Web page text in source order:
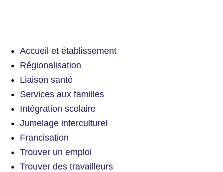
Accueil et établissement
Régionalisation
Liaison santé
Services aux familles
Intégration scolaire
Jumelage interculturel
Francisation
Trouver un emploi
Trouver des travailleurs